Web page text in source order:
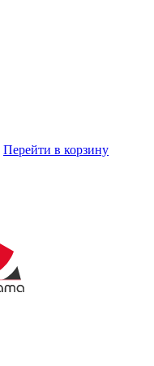
Перейти в корзину